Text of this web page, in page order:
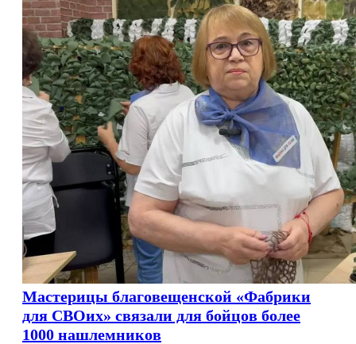
Мастерицы благовещенской «Фабрики
для СВОих» связали для бойцов более
1000 нашлемников